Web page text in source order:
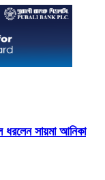
ধরলেন সায়মা আনিকা